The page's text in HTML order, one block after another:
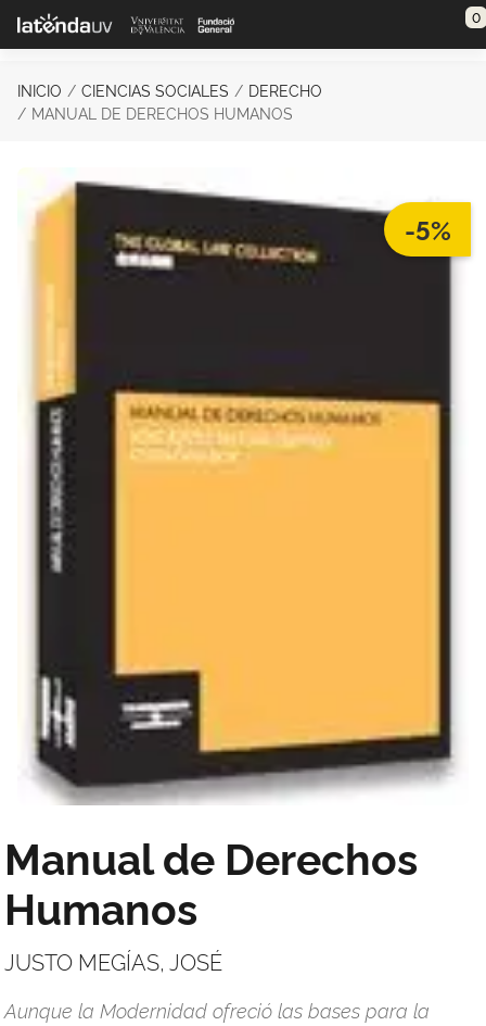
Saltar al contenido principal 0
INICIO CIENCIAS SOCIALES
DERECHO
MANUAL DE DERECHOS HUMANOS
-5%
Manual de Derechos
Humanos
JUSTO MEGÍAS, JOSÉ
Aunque la Modernidad ofreció las bases para la